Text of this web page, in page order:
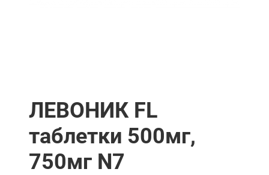
ЛЕВОНИК FL
таблетки 500мг,
750мг N7